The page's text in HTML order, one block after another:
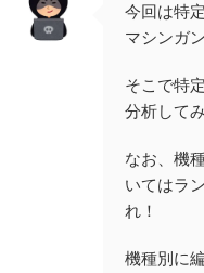
今回は特
マシンガ
そこで特
分析してみ
なお、機
いてはラ
れ！
機種別に